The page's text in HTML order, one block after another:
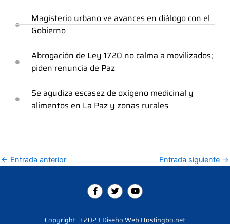
Magisterio urbano ve avances en diálogo con el
Gobierno
Abrogación de Ley 1720 no calma a movilizados;
piden renuncia de Paz
Se agudiza escasez de oxígeno medicinal y
alimentos en La Paz y zonas rurales
← Entrada anterior Entrada siguiente →
F
a
c
b
T
w
i
t
Y
o
u
u
Copyright © 2023 Diseño Web Hostingbo.net